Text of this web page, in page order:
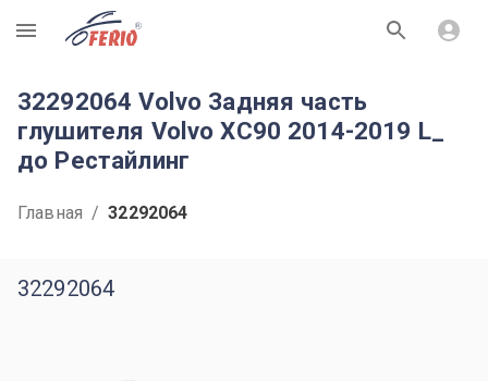
R
32292064 Volvo Задняя часть
глушителя Volvo XC90 2014-2019 L_
до Рестайлинг
Главная / 32292064
32292064